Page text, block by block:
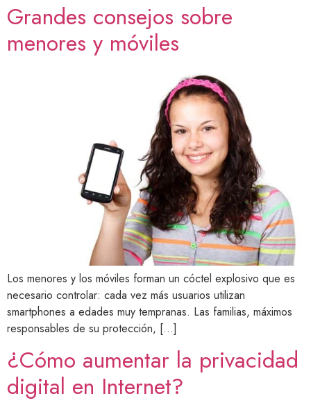
Grandes consejos sobre
menores y móviles
Los menores y los móviles forman un cóctel explosivo que es
necesario controlar: cada vez más usuarios utilizan
smartphones a edades muy tempranas. Las familias, máximos
responsables de su protección, […]
¿Cómo aumentar la privacidad
digital en Internet?